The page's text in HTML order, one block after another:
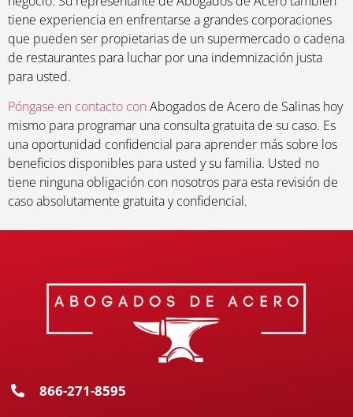
tiene experiencia en enfrentarse a grandes corporaciones
que pueden ser propietarias de un supermercado o cadena
de restaurantes para luchar por una indemnización justa
para usted.
Póngase en contacto con Abogados de Acero de Salinas hoy
mismo para programar una consulta gratuita de su caso. Es
una oportunidad confidencial para aprender más sobre los
beneficios disponibles para usted y su familia. Usted no
tiene ninguna obligación con nosotros para esta revisión de
caso absolutamente gratuita y confidencial.
866-271-8595